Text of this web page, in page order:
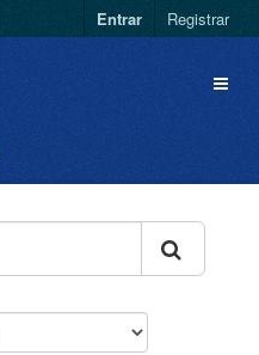
Entrar Registrar